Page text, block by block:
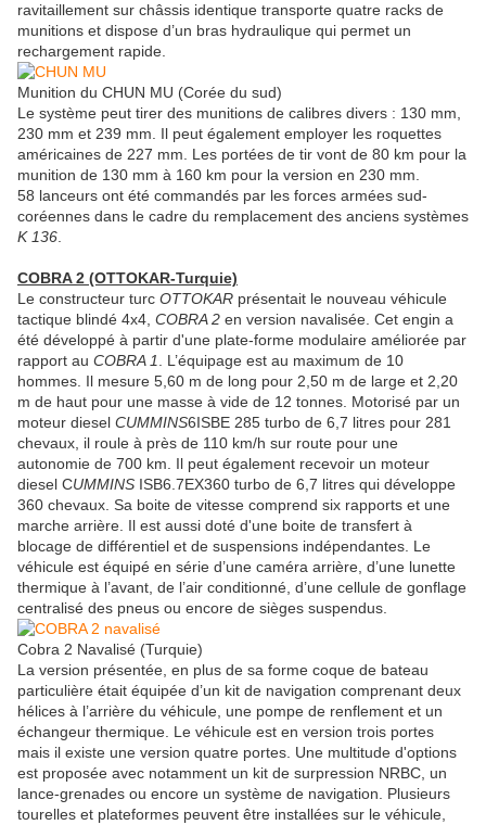
ravitaillement sur châssis identique transporte quatre racks de
munitions et dispose d’un bras hydraulique qui permet un
rechargement rapide.
Munition du CHUN MU (Corée du sud)
Le système peut tirer des munitions de calibres divers : 130 mm,
230 mm et 239 mm. Il peut également employer les roquettes
américaines de 227 mm. Les portées de tir vont de 80 km pour la
munition de 130 mm à 160 km pour la version en 230 mm.
58 lanceurs ont été commandés par les forces armées sud-
coréennes dans le cadre du remplacement des anciens systèmes
K 136
COBRA 2 (OTTOKAR-Turquie)
Le constructeur turc OTTOKAR présentait le nouveau véhicule
tactique blindé 4x4, COBRA 2 en version navalisée. Cet engin a
été développé à partir d'une plate-forme modulaire améliorée par
rapport au COBRA 1
. L’équipage est au maximum de 10
hommes. Il mesure 5,60 m de long pour 2,50 m de large et 2,20
m de haut pour une masse à vide de 12 tonnes. Motorisé par un
moteur diesel CUMMINS6ISBE 285 turbo de 6,7 litres pour 281
chevaux, il roule à près de 110 km/h sur route pour une
autonomie de 700 km. Il peut également recevoir un moteur
diesel CUMMINS ISB6.7EX360 turbo de 6,7 litres qui développe
360 chevaux. Sa boite de vitesse comprend six rapports et une
marche arrière. Il est aussi doté d'une boite de transfert à
blocage de différentiel et de suspensions indépendantes. Le
véhicule est équipé en série d’une caméra arrière, d’une lunette
thermique à l’avant, de l’air conditionné, d’une cellule de gonflage
centralisé des pneus ou encore de sièges suspendus.
Cobra 2 Navalisé (Turquie)
La version présentée, en plus de sa forme coque de bateau
particulière était équipée d’un kit de navigation comprenant deux
hélices à l’arrière du véhicule, une pompe de renflement et un
échangeur thermique. Le véhicule est en version trois portes
mais il existe une version quatre portes. Une multitude d'options
est proposée avec notamment un kit de surpression NRBC, un
lance-grenades ou encore un système de navigation. Plusieurs
tourelles et plateformes peuvent être installées sur le véhicule,